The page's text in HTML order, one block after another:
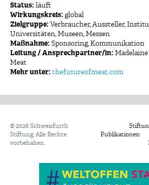
Status: läuft
Wirkungskreis: global
Zielgruppe: Verbraucher, Aussteller,
Universitäten, Museen, Messen
Maßnahme: Sponsoring, Kommunikation
Leitung / Ansprechpartner/in:
Meat
Mehr unter: thefutureofmeat.com
© 2026 Schweisfurth
Stiftung. Alle Rechte
vorbehalten.
Publikationen